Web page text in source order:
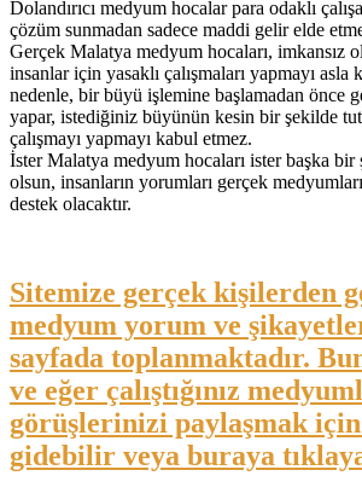
Dolandırıcı medyum hocalar para odaklı
çözüm sunmadan sadece maddi gelir elde
Gerçek Malatya medyum hocaları, imkansız
insanlar için yasaklı çalışmaları yapmayı asla
nedenle, bir büyü işlemine başlamadan önce
yapar, istediğiniz büyünün kesin bir şekilde
çalışmayı yapmayı kabul etmez.
İster Malatya medyum hocaları ister başka
olsun, insanların yorumları gerçek
destek olacaktır.
Sitemize gerçek kişilerden
medyum yorum ve
sayfada toplanmaktadır.
ve eğer çalıştığınız
görüşlerinizi paylaşmak için
gidebilir veya buraya